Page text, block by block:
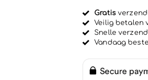
i
t
5
-
-
Gratis
Veilig betalen
Snelle
Vandaag